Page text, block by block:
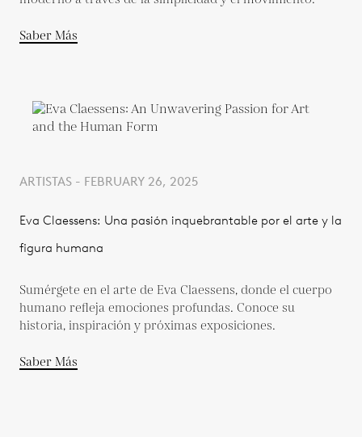
Saber Más
ARTISTAS - FEBRUARY 26, 2025
Eva Claessens: Una pasión inquebrantable por el arte y la
figura humana
Sumérgete en el arte de Eva Claessens, donde el cuerpo
humano refleja emociones profundas. Conoce su
historia, inspiración y próximas exposiciones.
Saber Más